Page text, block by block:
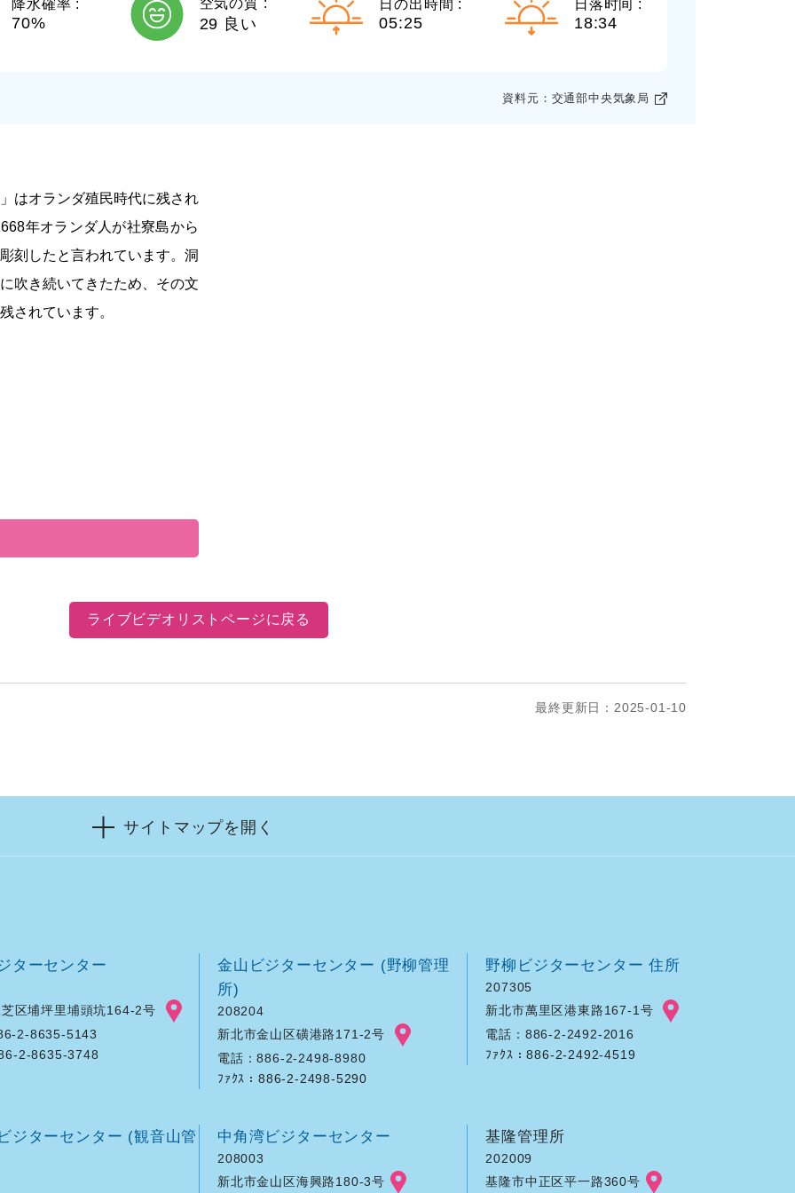
降水確率 :
70% 29 良い
日の出時間 :
05:25
日落时间 :
18:34
資料元：交通部中央気象局
はオランダ殖民時代に残され
年オランダ人が社寮島から
刻したと言われています。洞
吹き続いてきたため、その文
されています。
ライブビデオリストページに戻る
最終更新日：2025-01-10
サイトマップを開く
ターセンター
区埔坪里埔頭坑164-2号
2-8635-5143
2-8635-3748
金山ビジターセンター (野柳管理
所)
208204
新北市金山区磺港路171-2号
電話：886-2-2498-8980
ﾌｧｸｽ：886-2-2498-5290
野柳ビジターセンター 住所
207305
新北市萬里区港東路167-1号
電話：886-2-2492-2016
ﾌｧｸｽ：886-2-2492-4519
ジターセンター (観音山管 中角湾ビジターセンター
208003
新北市金山区海興路180-3号
基隆管理所
202009
基隆市中正区平一路360号